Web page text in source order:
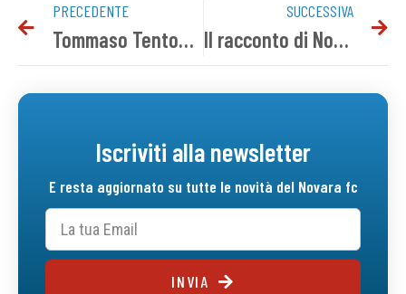
PRECEDENTE
Tommaso Tentoni è ancora azzurro
SUCCESSIVA
Il racconto di Novara-Fiorenzuola
Iscriviti alla newsletter
E resta aggiornato su tutte le novità del Novara fc
INVIA